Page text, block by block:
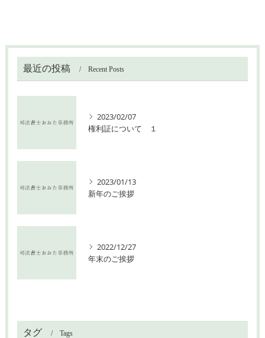
最近の投稿 Recent Posts
2023/02/07
権利証について １
2023/01/13
新年のご挨拶
2022/12/27
年末のご挨拶
タグ Tags